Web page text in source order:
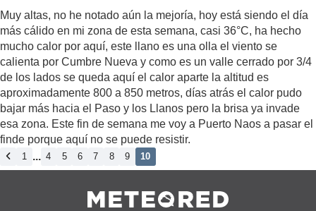
Muy altas, no he notado aún la mejoría, hoy está siendo el día
más cálido en mi zona de esta semana, casi 36°C, ha hecho
mucho calor por aquí, este llano es una olla el viento se
calienta por Cumbre Nueva y como es un valle cerrado por 3/4
de los lados se queda aquí el calor aparte la altitud es
aproximadamente 800 a 850 metros, días atrás el calor pudo
bajar más hacia el Paso y los Llanos pero la brisa ya invade
esa zona. Este fin de semana me voy a Puerto Naos a pasar el
finde porque aquí no se puede resistir.
1 ... 4 5 6 7 8 9 10